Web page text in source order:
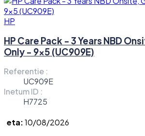
HP
HP Care Pack - 3 Years NBD
Only - 9x5 (UC909E)
Referentie :
UC909E
Inetum ID :
H7725
eta:10/08/2026